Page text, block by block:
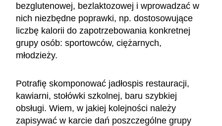
bezglutenowej, bezlaktozowej i wprowadzać w
nich niezbędne poprawki, np. dostosowujące
liczbę kalorii do zapotrzebowania konkretnej
grupy osób: sportowców, ciężarnych,
młodzieży.
Potrafię skomponować jadłospis restauracji,
kawiarni, stołówki szkolnej, baru szybkiej
obsługi. Wiem, w jakiej kolejności należy
zapisywać w karcie dań poszczególne grupy